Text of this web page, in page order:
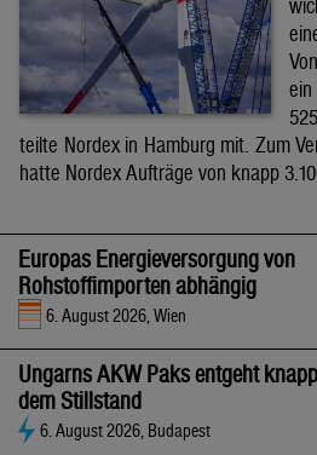
teilte Nordex in Hamburg mit. Zum
hatte Nordex Aufträge von knapp
Europas Energieversorgung von
Rohstoffimporten abhängig
6. August 2026, Wien
Ungarns AKW Paks entgeht knapp
dem Stillstand
6. August 2026, Budapest